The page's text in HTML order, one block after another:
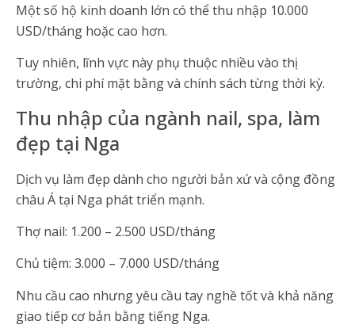
Một số hộ kinh doanh lớn có thể thu nhập 10.000
USD/tháng hoặc cao hơn.
Tuy nhiên, lĩnh vực này phụ thuộc nhiều vào thị
trường, chi phí mặt bằng và chính sách từng thời kỳ.
Thu nhập của ngành nail, spa, làm
đẹp tại Nga
Dịch vụ làm đẹp dành cho người bản xứ và cộng đồng
châu Á tại Nga phát triển mạnh.
Thợ nail: 1.200 – 2.500 USD/tháng
Chủ tiệm: 3.000 – 7.000 USD/tháng
Nhu cầu cao nhưng yêu cầu tay nghề tốt và khả năng
giao tiếp cơ bản bằng tiếng Nga.